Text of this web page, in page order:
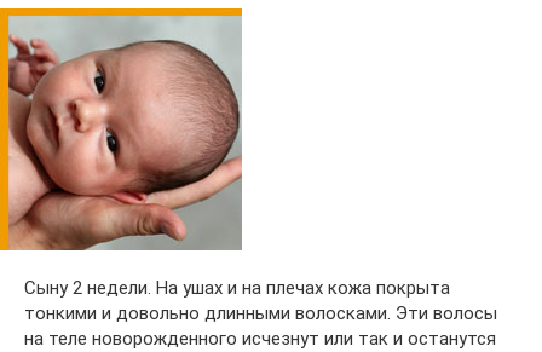
Сыну 2 недели. На ушах и на плечах кожа покрыта
тонкими и довольно длинными волосками. Эти волосы
на теле новорожденного исчезнут или так и останутся